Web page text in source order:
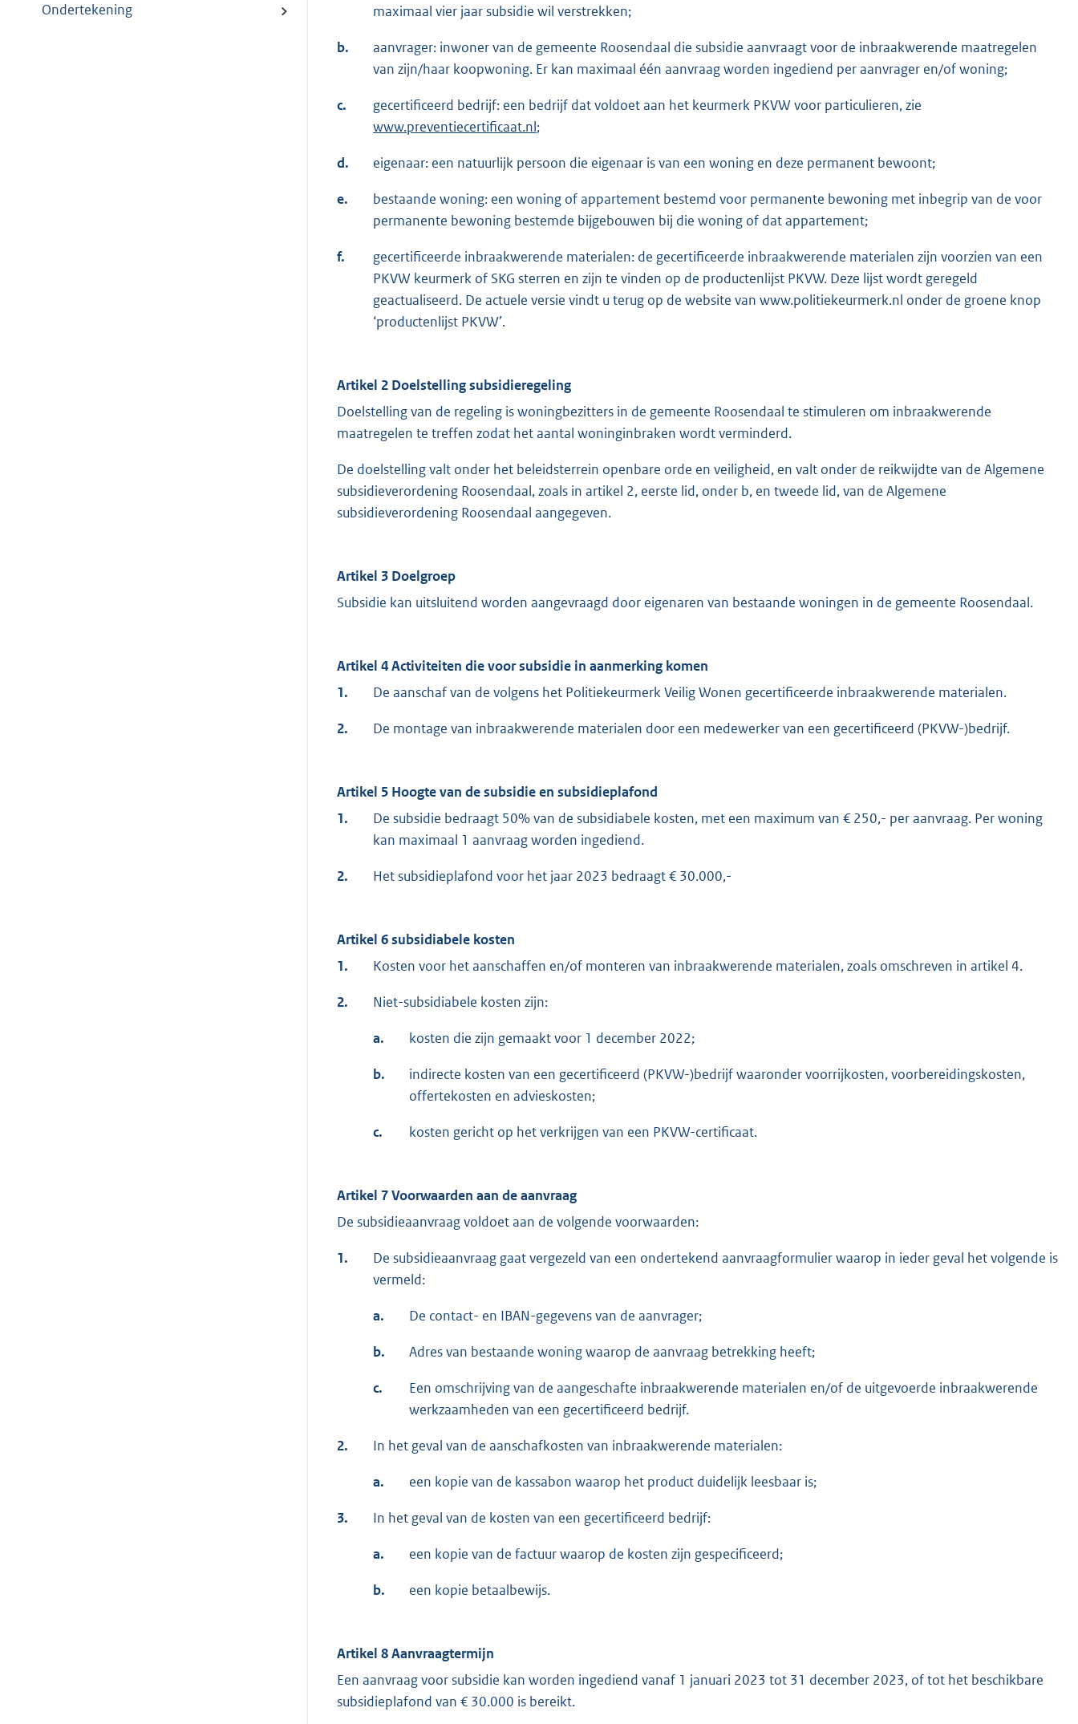
Ondertekening
maximaal vier jaar subsidie wil verstrekken;
b.
aanvrager: inwoner van de gemeente Roosendaal die subsidie aanvraagt voor de inbraakwerende maatregelen
van zijn/haar koopwoning. Er kan maximaal één aanvraag worden ingediend per aanvrager en/of woning;
c.
gecertificeerd bedrijf: een bedrijf dat voldoet aan het keurmerk PKVW voor particulieren, zie
www.preventiecertificaat.nl;
d. eigenaar: een natuurlijk persoon die eigenaar is van een woning en deze permanent bewoont;
e.
bestaande woning: een woning of appartement bestemd voor permanente bewoning met inbegrip van de voor
permanente bewoning bestemde bijgebouwen bij die woning of dat appartement;
f.
gecertificeerde inbraakwerende materialen: de gecertificeerde inbraakwerende materialen zijn voorzien van een
PKVW keurmerk of SKG sterren en zijn te vinden op de productenlijst PKVW. Deze lijst wordt geregeld
geactualiseerd. De actuele versie vindt u terug op de website van www.politiekeurmerk.nl onder de groene knop
‘productenlijst PKVW’.
Artikel 2 Doelstelling subsidieregeling
Doelstelling van de regeling is woningbezitters in de gemeente Roosendaal te stimuleren om inbraakwerende
maatregelen te treffen zodat het aantal woninginbraken wordt verminderd.
De doelstelling valt onder het beleidsterrein openbare orde en veiligheid, en valt onder de reikwijdte van de Algemene
subsidieverordening Roosendaal, zoals in artikel 2, eerste lid, onder b, en tweede lid, van de Algemene
subsidieverordening Roosendaal aangegeven.
Artikel 3 Doelgroep
Subsidie kan uitsluitend worden aangevraagd door eigenaren van bestaande woningen in de gemeente Roosendaal.
Artikel 4 Activiteiten die voor subsidie in aanmerking komen
1.
De aanschaf van de volgens het Politiekeurmerk Veilig Wonen gecertificeerde inbraakwerende materialen.
2. De montage van inbraakwerende materialen door een medewerker van een gecertificeerd (PKVW-)bedrijf.
Artikel 5 Hoogte van de subsidie en subsidieplafond
1.
De subsidie bedraagt 50% van de subsidiabele kosten, met een maximum van € 250,- per aanvraag. Per woning
kan maximaal 1 aanvraag worden ingediend.
2. Het subsidieplafond voor het jaar 2023 bedraagt € 30.000,-
Artikel 6 subsidiabele kosten
1.
Kosten voor het aanschaffen en/of monteren van inbraakwerende materialen, zoals omschreven in artikel 4.
2. Niet-subsidiabele kosten zijn:
a. kosten die zijn gemaakt voor 1 december 2022;
b.
indirecte kosten van een gecertificeerd (PKVW-)bedrijf waaronder voorrijkosten, voorbereidingskosten,
offertekosten en advieskosten;
c. kosten gericht op het verkrijgen van een PKVW-certificaat.
Artikel 7 Voorwaarden aan de aanvraag
De subsidieaanvraag voldoet aan de volgende voorwaarden:
1.
De subsidieaanvraag gaat vergezeld van een ondertekend aanvraagformulier waarop in ieder geval het volgende is
vermeld:
a. De contact- en IBAN-gegevens van de aanvrager;
b. Adres van bestaande woning waarop de aanvraag betrekking heeft;
c.
Een omschrijving van de aangeschafte inbraakwerende materialen en/of de uitgevoerde inbraakwerende
werkzaamheden van een gecertificeerd bedrijf.
2. In het geval van de aanschafkosten van inbraakwerende materialen:
a. een kopie van de kassabon waarop het product duidelijk leesbaar is;
3. In het geval van de kosten van een gecertificeerd bedrijf:
a. een kopie van de factuur waarop de kosten zijn gespecificeerd;
b. een kopie betaalbewijs.
Artikel 8 Aanvraagtermijn
Een aanvraag voor subsidie kan worden ingediend vanaf 1 januari 2023 tot 31 december 2023, of tot het beschikbare
subsidieplafond van € 30.000 is bereikt.